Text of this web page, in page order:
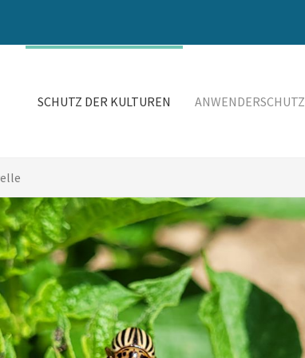
SCHUTZ DER KULTUREN ANWENDERSCHUTZ